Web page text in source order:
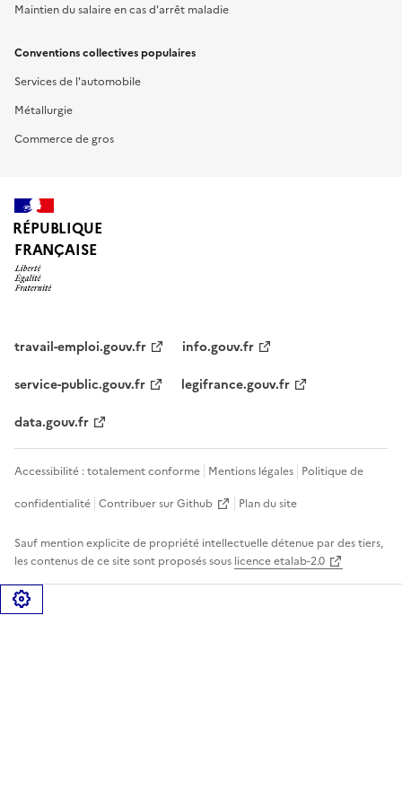
Maintien du salaire en cas d'arrêt maladie
Conventions collectives populaires
Services de l'automobile
Métallurgie
Commerce de gros
RÉPUBLIQUE
FRANÇAISE
travail-emploi.gouv.fr
info.gouv.fr
service-public.gouv.fr
legifrance.gouv.fr
data.gouv.fr
Accessibilité : totalement conforme Mentions légales Politique de
confidentialité Contribuer sur Github Plan du site
Sauf mention explicite de propriété intellectuelle détenue par des tiers,
les contenus de ce site sont proposés sous licence etalab-2.0
Gérer les cookies